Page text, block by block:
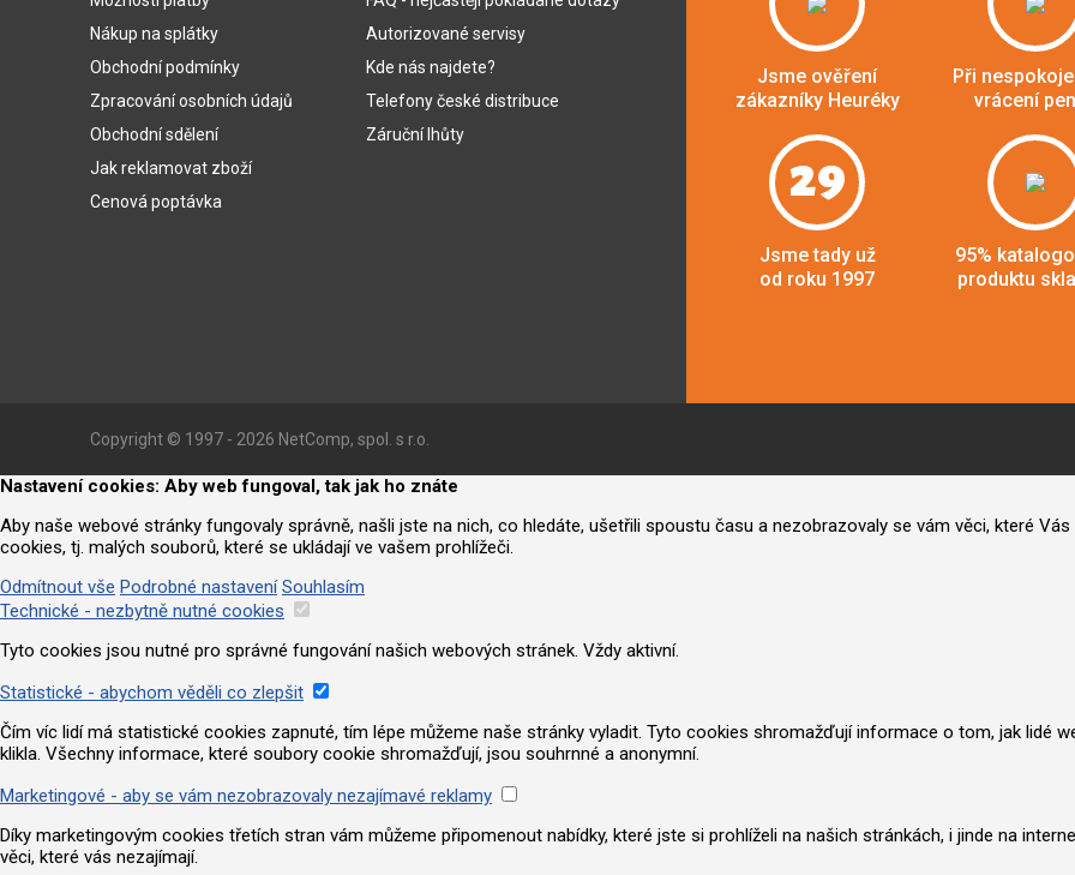
Nákup na splátky
Obchodní podmínky
Zpracování osobních údajů
Obchodní sdělení
Jak reklamovat zboží
Cenová poptávka
Autorizované servisy
Kde nás najdete?
Telefony české distribuce
Záruční lhůty
Jsme ověření
zákazníky Heuréky
Při
vrácení
29
Jsme tady už
od roku 1997
95%
produktu
Copyright © 1997 - 2026 NetComp, spol. s r.o.
Nastavení cookies: Aby web fungoval, tak jak ho znáte
Aby naše webové stránky fungovaly správně, našli jste na nich, co hledáte, ušetřili spoustu času a nezobrazovaly se vám věci, které
cookies, tj. malých souborů, které se ukládají ve vašem prohlížeči.
Odmítnout vše Podrobné nastavení Souhlasím
Technické - nezbytně nutné cookies
Tyto cookies jsou nutné pro správné fungování našich webových stránek. Vždy aktivní.
Statistické - abychom věděli co zlepšit
Čím víc lidí má statistické cookies zapnuté, tím lépe můžeme naše stránky vyladit. Tyto cookies shromažďují informace o tom, jak lidé
klikla. Všechny informace, které soubory cookie shromažďují, jsou souhrnné a anonymní.
Marketingové - aby se vám nezobrazovaly nezajímavé reklamy
Díky marketingovým cookies třetích stran vám můžeme připomenout nabídky, které jste si prohlíželi na našich stránkách, i jinde na
věci, které vás nezajímají.